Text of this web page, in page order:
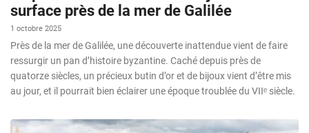
surface près de la mer de Galilée
1 octobre 2025
Près de la mer de Galilée, une découverte inattendue vient de faire
ressurgir un pan d’histoire byzantine. Caché depuis près de
quatorze siècles, un précieux butin d’or et de bijoux vient d’être mis
au jour, et il pourrait bien éclairer une époque troublée du VIIᵉ siècle.